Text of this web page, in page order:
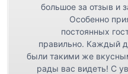
большое за отзыв и
Особенно
постоянных
правильно. Каждый
были такими же
рады вас видеть! С